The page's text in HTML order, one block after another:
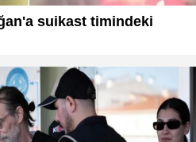
suikast timindeki